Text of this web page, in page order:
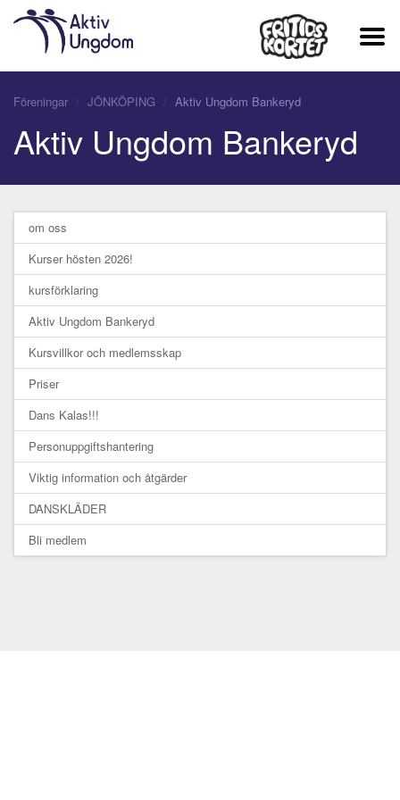
Föreningar JÖNKÖPING Aktiv Ungdom Bankeryd
Aktiv Ungdom Bankeryd
om oss
Kurser hösten 2026!
kursförklaring
Aktiv Ungdom Bankeryd
Kursvillkor och medlemsskap
Priser
Dans Kalas!!!
Personuppgiftshantering
Viktig information och åtgärder
DANSKLÄDER
Bli medlem